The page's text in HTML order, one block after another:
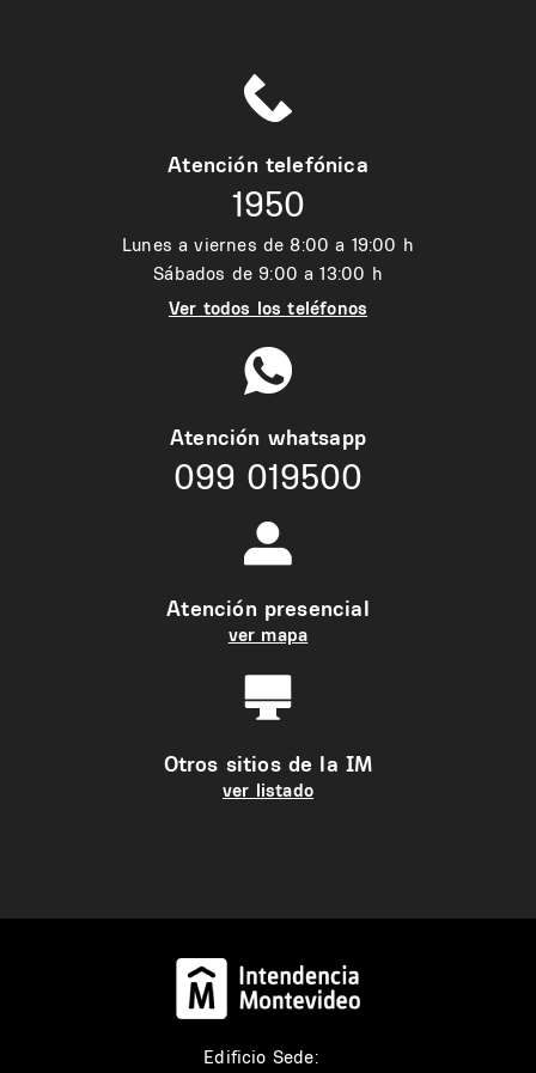
Atención telefónica
1950
Lunes a viernes de 8:00 a 19:00 h
Sábados de 9:00 a 13:00 h
Ver todos los teléfonos
Atención whatsapp
099 019500
Atención presencial
ver mapa
Otros sitios de la IM
ver listado
Edificio Sede: